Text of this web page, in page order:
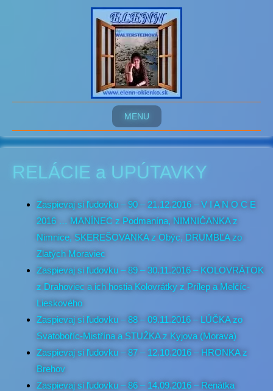
MENU
RELÁCIE a UPÚTAVKY
Zaspievaj si ľudovku – 90 – 21.12.2016 – V I A N O C E
2016 … MANÍNEC z Podmanína, NIMNIČANKA z
Nimnice, SKEREŠOVANKA z Obýc, DRUMBĽA zo
Zlatých Moraviec
Zaspievaj si ľudovku – 89 – 30.11.2016 – KOLOVRÁTOK
z Drahoviec a ich hostia Kolovrátky z Prílep a Melčíc-
Lieskového
Zaspievaj si ľudovku – 88 – 09.11.2016 – LÚČKA zo
Svatoboříc-Mistřína a STUŽKA z Kyjova (Morava)
Zaspievaj si ľudovku – 87 – 12.10.2016 – HRONKA z
Brehov
Zaspievaj si ľudovku – 86 – 14.09.2016 – Renátka